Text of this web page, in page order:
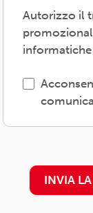
interni e/o
esterni
specifici
o
Autorizzo il
INVIA